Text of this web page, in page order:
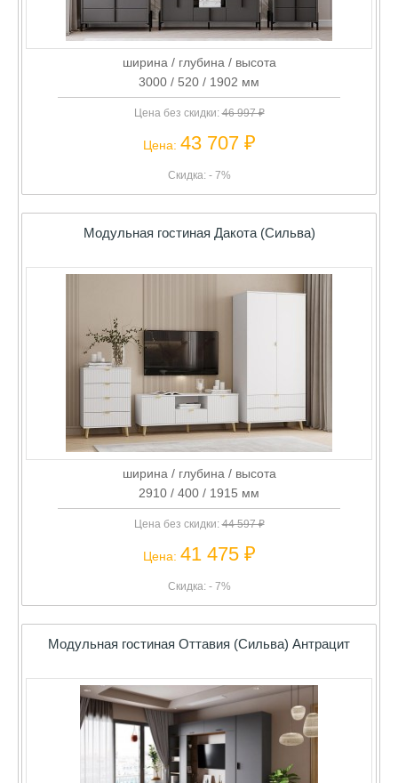
ширина / глубина / высота
3000 / 520 / 1902 мм
Цена без скидки:46 997 ₽
Цена: 43 707 ₽
Скидка: - 7%
Модульная гостиная Дакота (Сильва)
ширина / глубина / высота
2910 / 400 / 1915 мм
Цена без скидки:44 597 ₽
Цена: 41 475 ₽
Скидка: - 7%
Модульная гостиная Оттавия (Сильва) Антрацит